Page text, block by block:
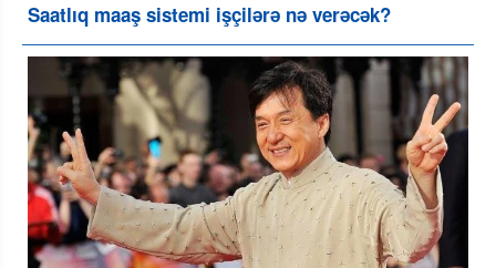
Saatlıq maaş sistemi işçilərə nə verəcək?